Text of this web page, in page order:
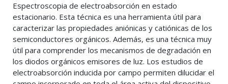
Espectroscopia de electroabsorción en estado
estacionario. Esta técnica es una herramienta útil para
caracterizar las propiedades aniónicas y catiónicas de los
semiconductores orgánicos. Además, es una técnica muy
útil para comprender los mecanismos de degradación en
los diodos orgánicos emisores de luz. Los estudios de
electroabsorción inducida por campo permiten dilucidar el